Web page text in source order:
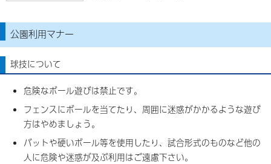
公園利用マナー
球技について
危険なボール遊びは禁止です。
フェンスにボールを当てたり、周囲に迷惑がかかるような遊び
方はやめましょう。
バットや硬いボール等を使用したり、試合形式のものなど他の
人に危険や迷惑が及ぶ利用はご遠慮下さい。